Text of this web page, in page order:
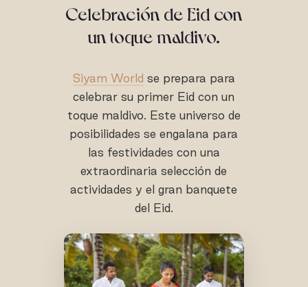
Celebración de Eid con
un toque maldivo.
Siyam World se prepara para
celebrar su primer Eid con un
toque maldivo. Este universo de
posibilidades se engalana para
las festividades con una
extraordinaria selección de
actividades y el gran banquete
del Eid.